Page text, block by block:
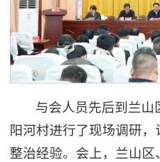
与会人员先后到兰山
阳河村进行了现场调研，
整治经验。会上，兰山